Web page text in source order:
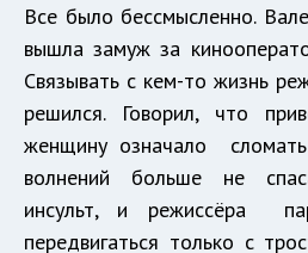
Все было бессмысленно.
вышла замуж за
Связывать с кем-то жизнь
решился. Говорил, что
женщину означало
волнений больше не
инсульт, и режиссёра
передвигаться только с